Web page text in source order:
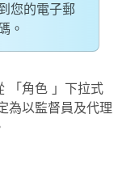
您的電子郵
。
「角色 」下拉式
為以監督員及代理